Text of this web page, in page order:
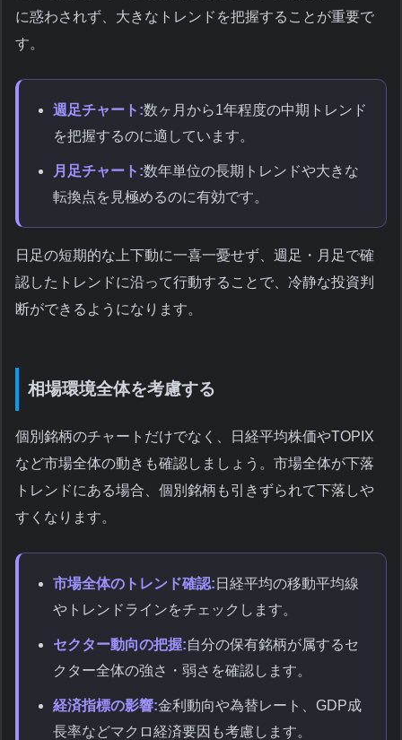
に惑わされず、大きなトレンドを把握することが重要で
す。
週足チャート:数ヶ月から1年程度の中期トレンド
を把握するのに適しています。
月足チャート:数年単位の長期トレンドや大きな
転換点を見極めるのに有効です。
日足の短期的な上下動に一喜一憂せず、週足・月足で確
認したトレンドに沿って行動することで、冷静な投資判
断ができるようになります。
相場環境全体を考慮する
個別銘柄のチャートだけでなく、日経平均株価やTOPIX
など市場全体の動きも確認しましょう。市場全体が下落
トレンドにある場合、個別銘柄も引きずられて下落しや
すくなります。
市場全体のトレンド確認: 日経平均の移動平均線
やトレンドラインをチェックします。
セクター動向の把握:自分の保有銘柄が属するセ
クター全体の強さ・弱さを確認します。
経済指標の影響:金利動向や為替レート、GDP成
長率などマクロ経済要因も考慮します。